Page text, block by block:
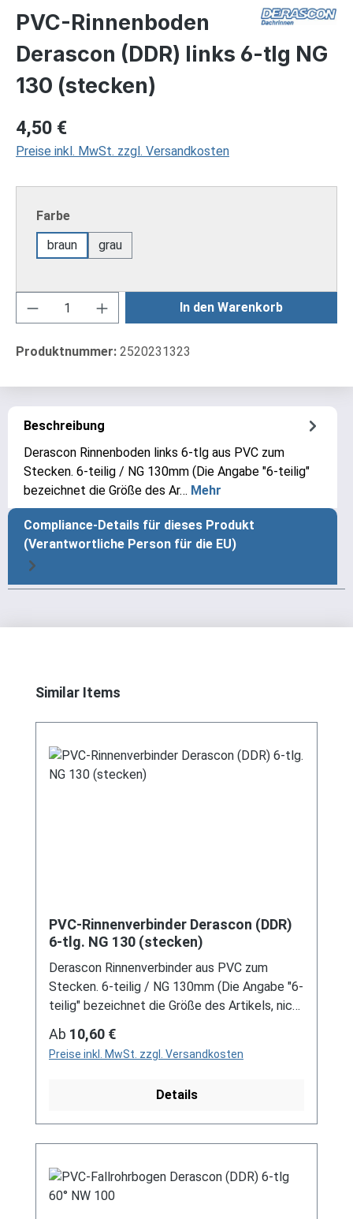
PVC-Rinnenboden
Derascon (DDR) links 6-tlg NG
130 (stecken)
Regulärer Preis:
4,50 €
Preise inkl. MwSt. zzgl. Versandkosten
Farbeauswählen
braun
grau
Produkt Anzahl: Gib den gewünschten
In den Warenkorb
Produktnummer: 2520231323
Beschreibung
Derascon Rinnenboden links 6-tlg aus PVC zum
Stecken. 6-teilig / NG 130mm (Die Angabe "6-teilig"
bezeichnet die Größe des Ar… Mehr
Compliance-Details für dieses Produkt
(Verantwortliche Person für die EU)
Produktgalerie überspringen
Similar Items
PVC-Rinnenverbinder Derascon (DDR)
6-tlg. NG 130 (stecken)
Derascon Rinnenverbinder aus PVC zum
Stecken. 6-teilig / NG 130mm (Die Angabe "6-
teilig" bezeichnet die Größe des Artikels, nicht
die Stückzahl!) Farben: grau / braun Bei der
Installation von Rinnenelemente zum Stecken
ist immer ein Gleitmittel notwendig, um das
vermeiden! Für DDR-Dachrinne Es handelt
modernen Systemen nicht kompatibel ist. Bei
Fragen stehen wir gerne auch telefonische für
Regulärer Preis:
Ab 10,60 €
Preise inkl. MwSt. zzgl. Versandkosten
Details